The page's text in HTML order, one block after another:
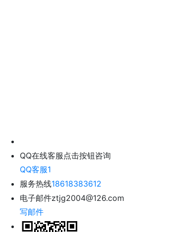
QQ在线客服 点击按钮咨询
QQ客服1
服务热线18618383612
电子邮件ztjg2004@126.com
写邮件